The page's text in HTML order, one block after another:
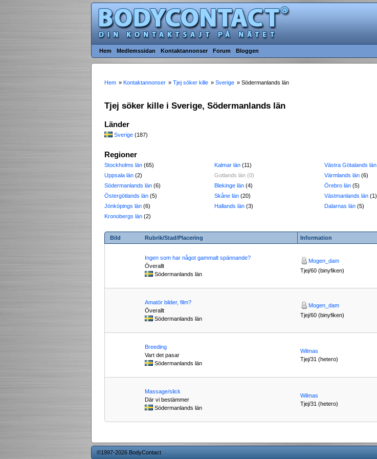
Hem Medlemssidan Kontaktannonser Forum Bloggen
Hem » Kontaktannonser » Tjej söker kille » Sverige » Södermanlands län
Tjej söker kille i Sverige, Södermanlands län
Länder
Sverige (187)
Regioner
Stockholms län (65)
Uppsala län (2)
Södermanlands län (6)
Östergötlands län (5)
Jönköpings län (6)
Kronobergs län (2)
Kalmar län (11)
Gotlands län (0)
Blekinge län (4)
Skåne län (20)
Hallands län (3)
Västra Götalands län
Värmlands län (6)
Örebro län (5)
Västmanlands län (1)
Dalarnas län (5)
Bild Rubrik/Stad/Placering Information
Ingen som har något gammalt spännande?
Överallt
Södermanlands län
Mogen_dam
Tjej/60 (binyfiken)
Amatör bilder, film?
Överallt
Södermanlands län
Mogen_dam
Tjej/60 (binyfiken)
Breeding
Vart det pasar
Södermanlands län
Wilmas
Tjej/31 (hetero)
Massage/slick
Där vi bestämmer
Södermanlands län
Wilmas
Tjej/31 (hetero)
©1997-2026 BodyContact